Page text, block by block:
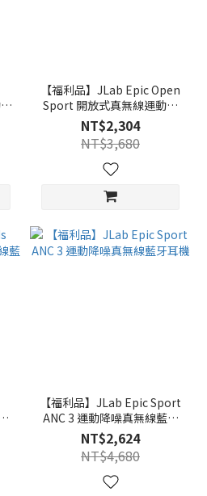
【福利品】JLab Epic Open
Sport 開放式真無線運動藍
牙耳機
NT$2,304
NT$3,680
【福利品】JLab Epic Sport
ANC 3 運動降噪真無線藍牙
耳機
NT$2,624
NT$4,680